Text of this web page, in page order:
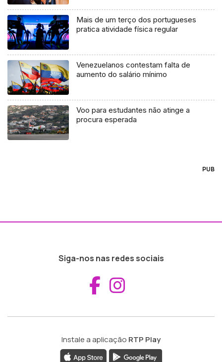
Mais de um terço dos portugueses
pratica atividade física regular
Venezuelanos contestam falta de
aumento do salário mínimo
Voo para estudantes não atinge a
procura esperada
PUB
Siga-nos nas redes sociais
Aceder ao
Instale a aplicação RTP Play